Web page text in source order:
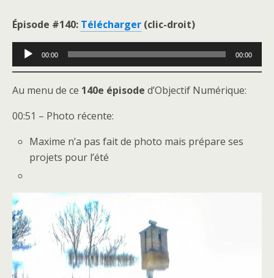
Épisode #140: Télécharger (clic-droit)
Lecteur
audio
00:00 00:00
Au menu de ce 140e épisode d’Objectif Numérique:
00:51 – Photo récente:
Maxime n’a pas fait de photo mais prépare ses
projets pour l’été